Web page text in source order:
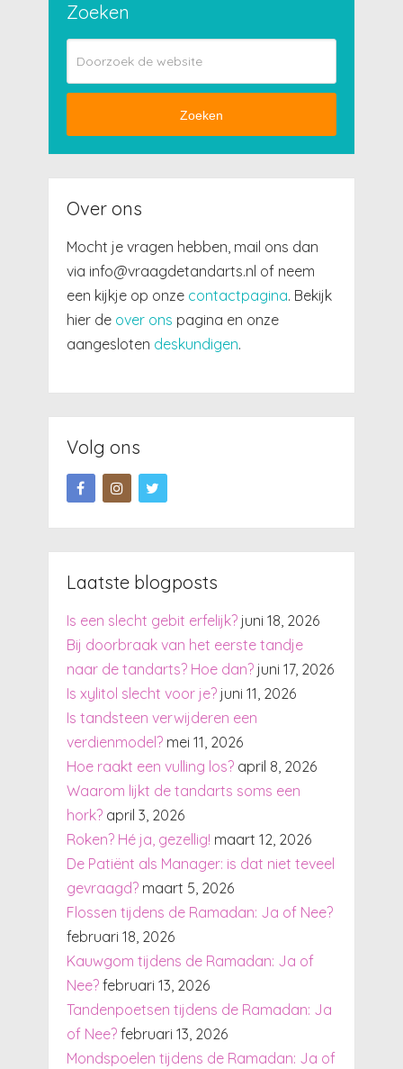
Zoeken
Zoeken
Over ons
Mocht je vragen hebben, mail ons dan
via info@vraagdetandarts.nl of neem
een kijkje op onze contactpagina. Bekijk
hier de over ons pagina en onze
aangesloten deskundigen.
Volg ons
Laatste blogposts
Is een slecht gebit erfelijk? juni 18, 2026
Bij doorbraak van het eerste tandje
naar de tandarts? Hoe dan? juni 17, 2026
Is xylitol slecht voor je? juni 11, 2026
Is tandsteen verwijderen een
verdienmodel? mei 11, 2026
Hoe raakt een vulling los? april 8, 2026
Waarom lijkt de tandarts soms een
hork? april 3, 2026
Roken? Hé ja, gezellig! maart 12, 2026
De Patiënt als Manager: is dat niet teveel
gevraagd? maart 5, 2026
Flossen tijdens de Ramadan: Ja of Nee?
februari 18, 2026
Kauwgom tijdens de Ramadan: Ja of
Nee? februari 13, 2026
Tandenpoetsen tijdens de Ramadan: Ja
of Nee? februari 13, 2026
Mondspoelen tijdens de Ramadan: Ja of